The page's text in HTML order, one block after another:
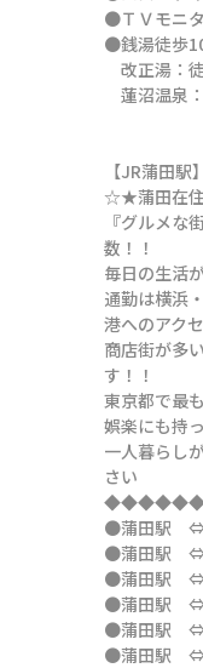
●ＴＶモニ
●銭湯徒歩
改正湯：
蓮沼温泉
【JR蒲田駅】
☆★蒲田在
『グルメな
数！！
毎日の生活
通勤は横浜
港へのアク
商店街が多
す！！
東京都で最
娯楽にも持
一人暮らし
さい
●蒲田駅　
●蒲田駅　
●蒲田駅　
●蒲田駅　
●蒲田駅　
●蒲田駅　⇔